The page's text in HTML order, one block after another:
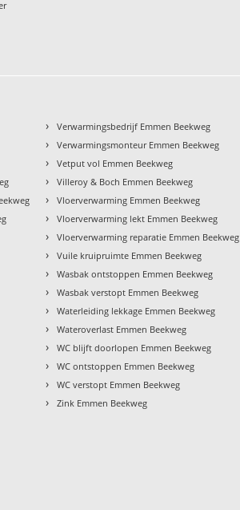
› Verwarmingsbedrijf Emmen Beekweg
› Verwarmingsmonteur Emmen Beekweg
› Vetput vol Emmen Beekweg
› Villeroy & Boch Emmen Beekweg
› Vloerverwarming Emmen Beekweg
› Vloerverwarming lekt Emmen Beekweg
› Vloerverwarming reparatie Emmen Beekweg
› Vuile kruipruimte Emmen Beekweg
› Wasbak ontstoppen Emmen Beekweg
› Wasbak verstopt Emmen Beekweg
› Waterleiding lekkage Emmen Beekweg
› Wateroverlast Emmen Beekweg
› WC blijft doorlopen Emmen Beekweg
› WC ontstoppen Emmen Beekweg
› WC verstopt Emmen Beekweg
› Zink Emmen Beekweg